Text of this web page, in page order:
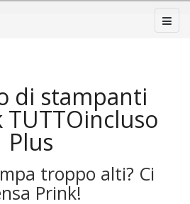
di stampanti
TUTTOincluso
Plus
troppo alti? Ci
Prink!